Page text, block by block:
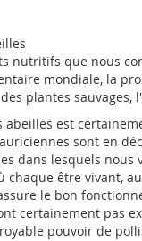
nutritifs que nous
mondiale, la
plantes sauvages,
abeilles est
sont en
dans lesquels
chaque être vivant,
le bon
certainement pas
pouvoir de